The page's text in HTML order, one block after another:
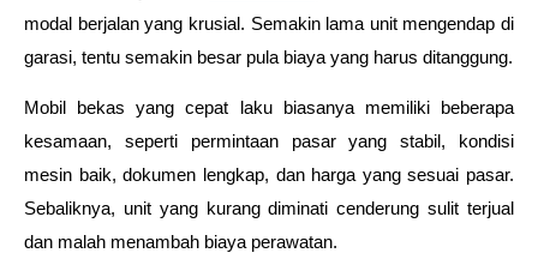
modal berjalan yang krusial. Semakin lama unit mengendap di
garasi, tentu semakin besar pula biaya yang harus ditanggung.
Mobil bekas yang cepat laku biasanya memiliki beberapa
kesamaan, seperti permintaan pasar yang stabil, kondisi
mesin baik, dokumen lengkap, dan harga yang sesuai pasar.
Sebaliknya, unit yang kurang diminati cenderung sulit terjual
dan malah menambah biaya perawatan.